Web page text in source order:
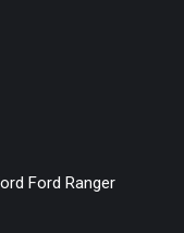
Ford Ranger